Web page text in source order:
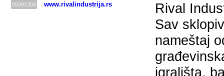
05095308
www.rivalindustrija.rs
Rival
Sav
nameštaj
igrališta,